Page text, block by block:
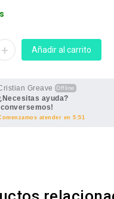
Añadir al carrito
Greave Offline
ayuda?
atender en 5:51